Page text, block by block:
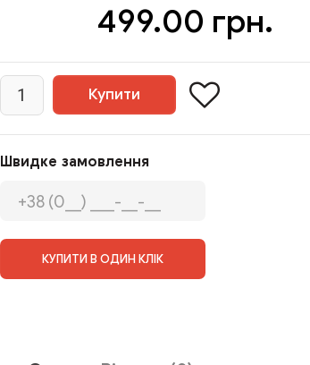
499.00 грн.
Швидке замовлення
КУПИТИ В ОДИН КЛІК